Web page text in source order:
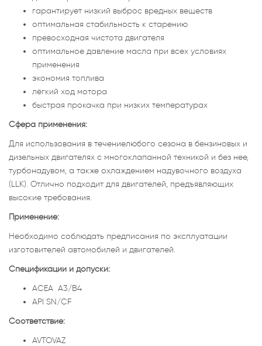
гарантирует низкий выброс вредных веществ
оптимальная стабильность к старению
превосходная чистота двигателя
оптимальное давление масла при всех условиях
применения
экономия топлива
лёгкий ход мотора
быстрая прокачка при низких температурах
Сфера применения:
Для использования в течениелюбого сезона в бензиновых и
дизельных двигателях с многоклапанной техникой и без нее,
турбонадувом, а также охлаждением надувочного воздуха
(LLK). Отлично подходит для двигателей, предъявляющих
высокие требования.
Применение:
Необходимо соблюдать предписания по эксплуатации
изготовителей автомобилей и двигателей.
Спецификации и допуски:
ACEA A3/B4
API SN/CF
Соответствие:
AVTOVAZ